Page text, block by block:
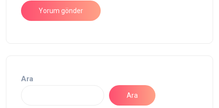
Ara
Ara